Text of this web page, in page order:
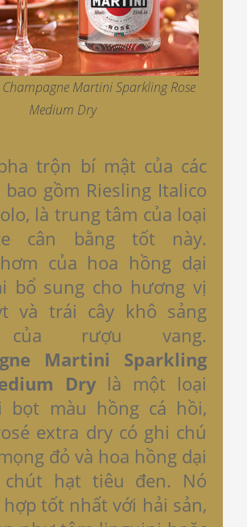
Martini Sparkling Rose
Medium Dry
trộn bí mật của các
gồm Riesling Italico
là trung tâm của loại
cân bằng tốt này.
của hoa hồng dại
bổ sung cho hương vị
và trái cây khô sảng
của rượu vang.
Martini Sparkling
Drylà một loại
bọt màu hồng cá hồi,
extra dry có ghi chú
đỏ và hoa hồng dại
hạt tiêu đen. Nó
tốt nhất với hải sản,